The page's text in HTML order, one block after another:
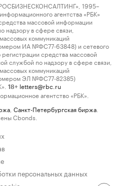
1995–
агентства «РБК»
массовой информации
надзору в сфере связи,
коммуникаций
ИА №ФС77-63848) и сетевого
регистрации средства массовой
службой по надзору в сфере связи,
коммуникаций
ЭЛ №ФС77-82385)
18+ letters@rbc.ru
агентство «РБК».
Санкт-Петербургская биржа
Cbonds.
персональных данных